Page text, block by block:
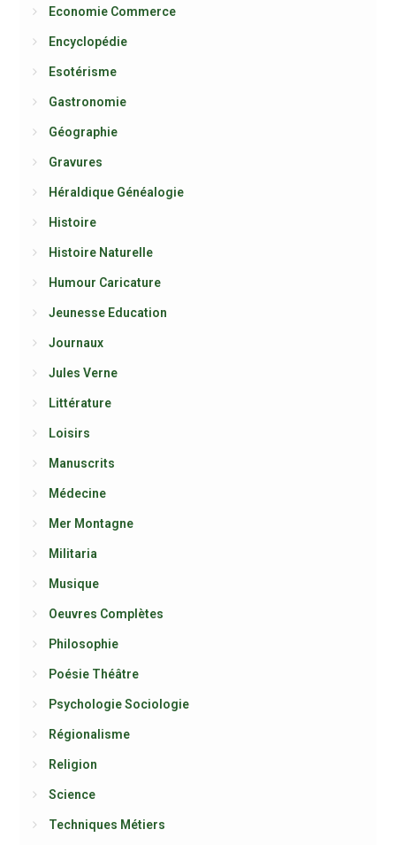
Economie Commerce
Encyclopédie
Esotérisme
Gastronomie
Géographie
Gravures
Héraldique Généalogie
Histoire
Histoire Naturelle
Humour Caricature
Jeunesse Education
Journaux
Jules Verne
Littérature
Loisirs
Manuscrits
Médecine
Mer Montagne
Militaria
Musique
Oeuvres Complètes
Philosophie
Poésie Théâtre
Psychologie Sociologie
Régionalisme
Religion
Science
Techniques Métiers